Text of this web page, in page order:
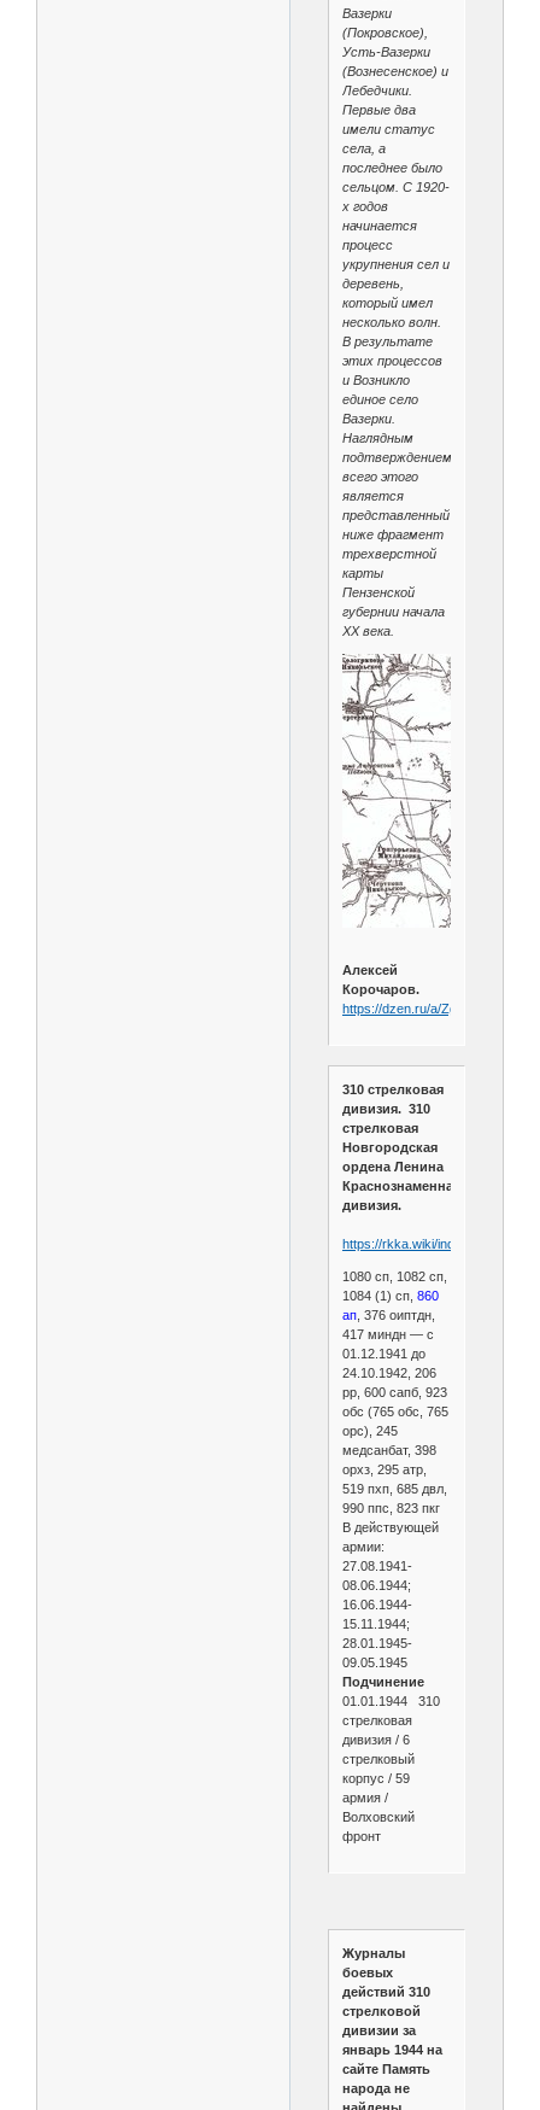
Вазерки
(Покровское),
Усть-Вазерки
(Вознесенское) и
Лебедчики.
Первые два
имели статус
села, а
последнее было
сельцом. С 1920-
х годов
начинается
процесс
укрупнения сел и
деревень,
который имел
несколько волн.
В результате
этих процессов
и Возникло
единое село
Вазерки.
Наглядным
подтверждением
всего этого
является
представленный
ниже фрагмент
трехверстной
карты
Пензенской
губернии начала
XX века.
Алексей
Корочаров.
https://dzen.ru/a/
310 стрелковая
дивизия. 310
стрелковая
Новгородская
ордена Ленина
Краснознаменная
дивизия.
https://rkka.wiki/index.php/
1080 сп, 1082 сп,
1084 (1) сп, 860
ап, 376 оиптдн,
417 миндн — с
01.12.1941 до
24.10.1942, 206
рр, 600 сапб, 923
обс (765 обс, 765
орс), 245
медсанбат, 398
орхз, 295 атр,
519 пхп, 685 двл,
990 ппс, 823 пкг
В действующей
армии:
27.08.1941-
08.06.1944;
16.06.1944-
15.11.1944;
28.01.1945-
09.05.1945
Подчинение
01.01.1944 310
стрелковая
дивизия / 6
стрелковый
корпус / 59
армия /
Волховский
фронт
Журналы
боевых
действий 310
стрелковой
дивизии за
январь 1944 на
сайте Память
народа не